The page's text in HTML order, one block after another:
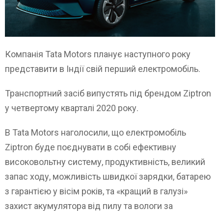
Компанія Tata Motors планує наступного року
представити в Індії свій перший електромобіль.
Транспортний засіб випустять під брендом Ziptron
у четвертому кварталі 2020 року.
В Tata Motors наголосили, що електромобіль
Ziptron буде поєднувати в собі ефективну
високовольтну систему, продуктивність, великий
запас ходу, можливість швидкої зарядки, батарею
з гарантією у вісім років, та «кращий в галузі»
захист акумулятора від пилу та вологи за